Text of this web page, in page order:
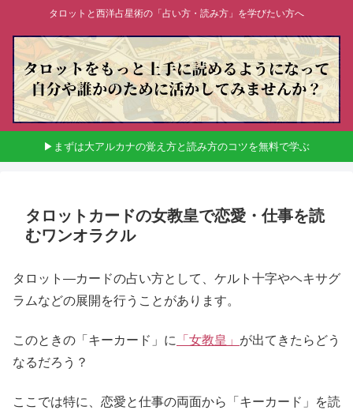
タロットと西洋占星術の「占い方・読み方」を学びたい方へ
▶まずは大アルカナの覚え方と読み方のコツを無料で学ぶ
タロットカードの女教皇で恋愛・仕事を読
むワンオラクル
タロット―カードの占い方として、ケルト十字やヘキサグ
ラムなどの展開を行うことがあります。
このときの「キーカード」に 「女教皇」 が出てきたらどう
なるだろう？
ここでは特に、恋愛と仕事の両面から「キーカード」を読